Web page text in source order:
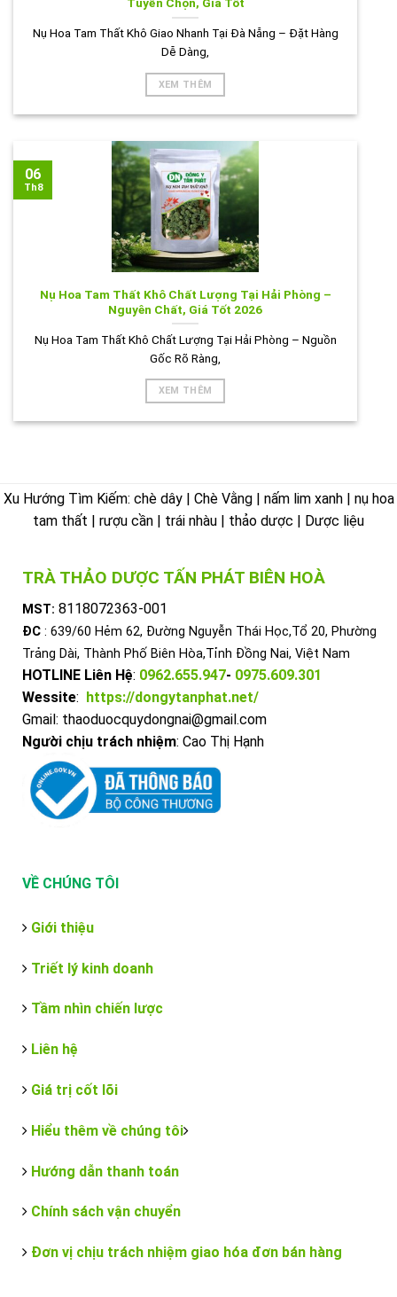
Nụ Hoa Tam Thất Khô Giao Nhanh Tại Đà Nẵng – Đặt Hàng
Dễ Dàng,
XEM THÊM
Nụ Hoa Tam Thất Khô Chất Lượng Tại Hải Phòng –
Nguyên Chất, Giá Tốt 2026
Nụ Hoa Tam Thất Khô Chất Lượng Tại Hải Phòng – Nguồn
Gốc Rõ Ràng,
XEM THÊM
06
Th8
Xu Hướng Tìm Kiếm: chè dây | Chè Vằng | nấm lim xanh | nụ hoa
tam thất | rượu cần | trái nhàu | thảo dược | Dược liệu
TRÀ THẢO DƯỢC TẤN PHÁT BIÊN HOÀ
MST: 8118072363-001
ĐC : 639/60 Hẻm 62, Đường Nguyễn Thái Học,Tổ 20, Phường
Trảng Dài, Thành Phố Biên Hòa,Tỉnh Đồng Nai, Việt Nam
HOTLINE Liên Hệ: 0962.655.947- 0975.609.301
Wessite: https://dongytanphat.net/
Gmail: thaoduocquydongnai@gmail.com
Người chịu trách nhiệm: Cao Thị Hạnh
VỀ CHÚNG TÔI
Giới thiệu
Triết lý kinh doanh
Tầm nhìn chiến lược
Liên hệ
Giá trị cốt lõi
Hiểu thêm về chúng tôi
Hướng dẫn thanh toán
Chính sách vận chuyển
Đơn vị chịu trách nhiệm giao hóa đơn bán hàng